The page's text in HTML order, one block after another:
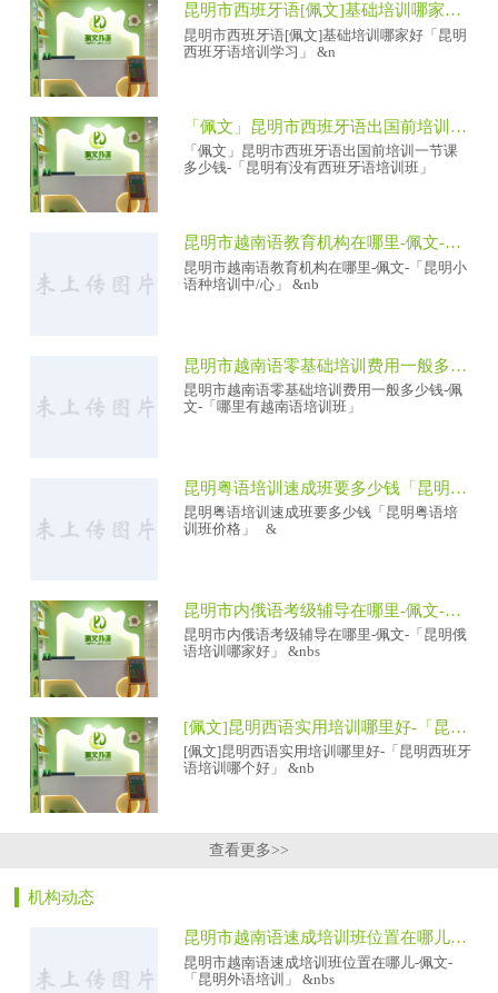
昆明市西班牙语[佩文]基础培训哪家好「昆明西班牙语培训学习」
昆明市西班牙语[佩文]基础培训哪家好「昆明
西班牙语培训学习」 &n
「佩文」昆明市西班牙语出国前培训一节课多少钱-「昆明有没有西班牙语培训班」
「佩文」昆明市西班牙语出国前培训一节课
多少钱-「昆明有没有西班牙语培训班」
昆明市越南语教育机构在哪里-佩文-「昆明小语种培训中/心」
昆明市越南语教育机构在哪里-佩文-「昆明小
语种培训中/心」 &nb
昆明市越南语零基础培训费用一般多少钱-佩文-「哪里有越南语培训班」
昆明市越南语零基础培训费用一般多少钱-佩
文-「哪里有越南语培训班」
昆明粤语培训速成班要多少钱「昆明粤语培训班价格」
昆明粤语培训速成班要多少钱「昆明粤语培
训班价格」 &
昆明市内俄语考级辅导在哪里-佩文-「昆明俄语培训哪家好」
昆明市内俄语考级辅导在哪里-佩文-「昆明俄
语培训哪家好」 &nbs
[佩文]昆明西语实用培训哪里好-「昆明西班牙语培训哪个好」
[佩文]昆明西语实用培训哪里好-「昆明西班牙
语培训哪个好」 &nb
查看更多>>
机构动态
昆明市越南语速成培训班位置在哪儿-佩文-「昆明外语培训」
昆明市越南语速成培训班位置在哪儿-佩文-
「昆明外语培训」 &nbs